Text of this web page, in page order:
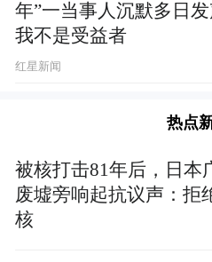
据道光版《黄檗山寺志
龙臂前崙。丙子冬，僧
熙间禅师归寂，有猿
振规模，壮海会之大
师说偈，偈曰：‘翠竹
现其中。大悲同体虽
躬。’”由此可见，黄
年”一当事人沉默多日发
我不是受益者
红星新闻
热点
被核打击81年后，日本
废墟旁响起抗议声：拒
核